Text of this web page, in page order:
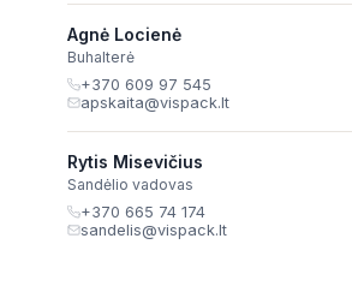
Agnė Locienė
Buhalterė
+370 609 97 545
apskaita@vispack.lt
Rytis Misevičius
Sandėlio vadovas
+370 665 74 174
sandelis@vispack.lt